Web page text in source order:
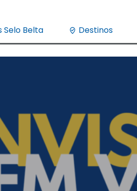
Belta Destinos